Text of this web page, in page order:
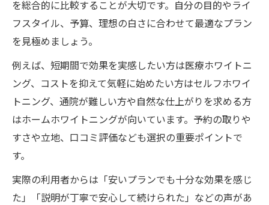
を総合的に比較することが大切です。自分の目的やライ
フスタイル、予算、理想の白さに合わせて最適なプラン
を見極めましょう。
例えば、短期間で効果を実感したい方は医療ホワイトニ
ング、コストを抑えて気軽に始めたい方はセルフホワイ
トニング、通院が難しい方や自然な仕上がりを求める方
はホームホワイトニングが向いています。予約の取りや
すさや立地、口コミ評価なども選択の重要ポイントで
す。
実際の利用者からは「安いプランでも十分な効果を感じ
た」「説明が丁寧で安心して続けられた」などの声があ